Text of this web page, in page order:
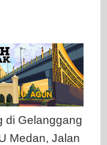
di Gelanggang
Medan, Jalan